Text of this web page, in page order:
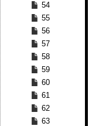
54
55
56
57
58
59
60
61
62
63